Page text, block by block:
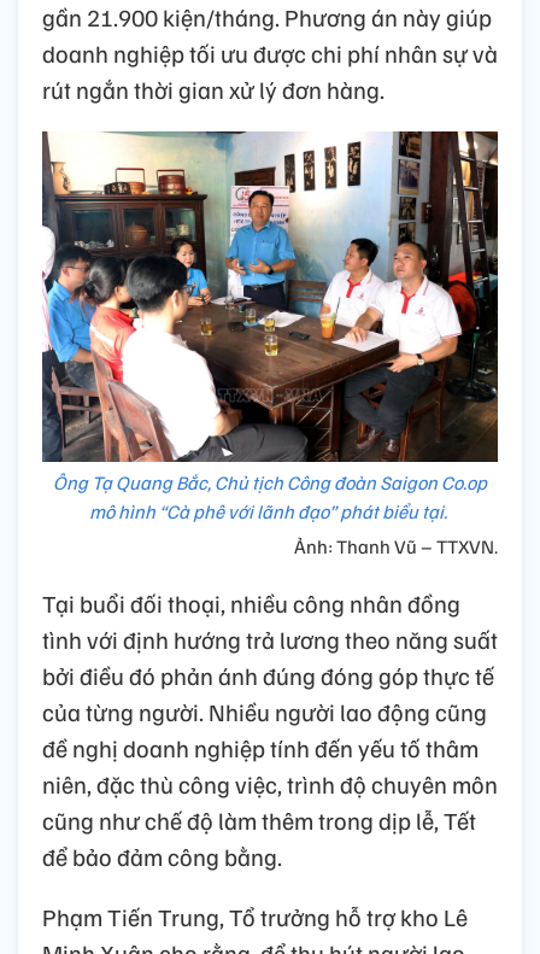
gần 21.900 kiện/tháng. Phương án này giúp
doanh nghiệp tối ưu được chi phí nhân sự và
rút ngắn thời gian xử lý đơn hàng.
Ông Tạ Quang Bắc, Chủ tịch Công đoàn Saigon Co.op
mô hình “Cà phê với lãnh đạo” phát biểu tại.
Ảnh: Thanh Vũ – TTXVN.
Tại buổi đối thoại, nhiều công nhân đồng
tình với định hướng trả lương theo năng suất
bởi điều đó phản ánh đúng đóng góp thực tế
của từng người. Nhiều người lao động cũng
đề nghị doanh nghiệp tính đến yếu tố thâm
niên, đặc thù công việc, trình độ chuyên môn
cũng như chế độ làm thêm trong dịp lễ, Tết
để bảo đảm công bằng.
Phạm Tiến Trung, Tổ trưởng hỗ trợ kho Lê